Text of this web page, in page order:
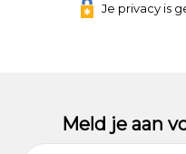
Je privacy is
Meld je aan